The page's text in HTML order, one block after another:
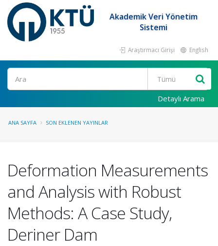
Akademik Veri Yönetim
Sistemi
Araştırmacı Girişi English
Ara
Detaylı Arama
ANA SAYFA SON EKLENEN YAYINLAR
Deformation Measurements
and Analysis with Robust
Methods: A Case Study,
Deriner Dam